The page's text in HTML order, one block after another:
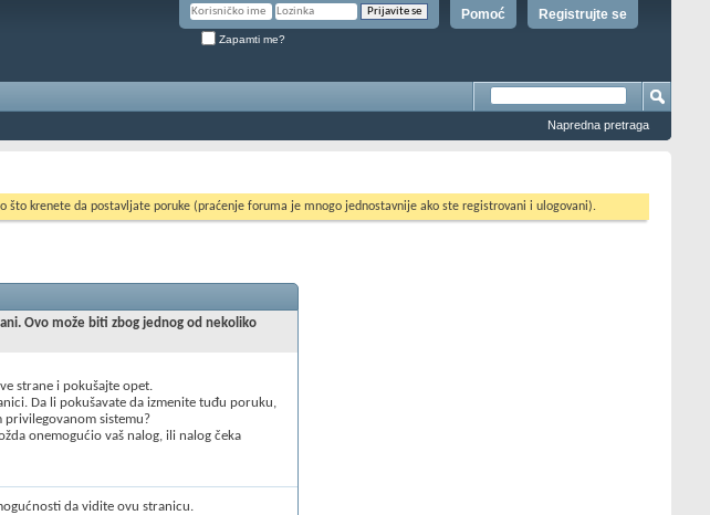
Registrujte se
Pomoć
Zapamti me?
Napredna pretraga
što krenete da postavljate poruke (praćenje foruma je mnogo jednostavnije ako ste registrovani i ulogovani).
Ovo može biti zbog jednog od nekoliko
strane i pokušajte opet.
Da li pokušavate da izmenite tuđu poruku,
sistemu?
onemogućio vaš nalog, ili nalog čeka
da vidite ovu stranicu.